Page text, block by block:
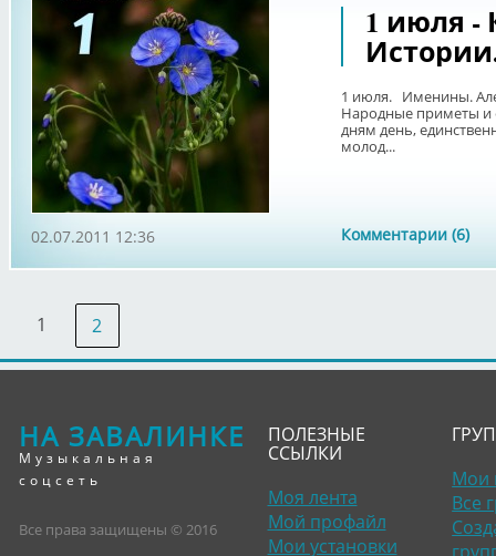
1 июля -
1 июля. Именины.
Народные приметы и
дням день,
молод...
Комментарии (6)
02.07.2011 12:36
1 2
НА ЗАВАЛИНКЕ
Музыкальная
соцсеть
Все права защищены © 2016
ПОЛЕЗНЫЕ
ССЫЛКИ
Моя лента
Мой профайл
Мои установки
Мои
Все